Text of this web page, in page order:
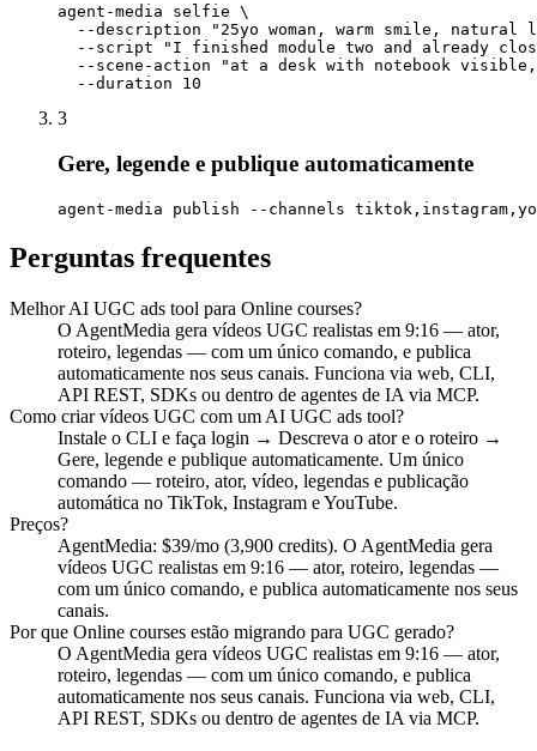
agent-media selfie \
--description "25yo woman, warm smile, natural
--script "I finished module two and already
--scene-action "at a desk with notebook
  --duration 10
3
Gere, legende e publique automaticamente
agent-media publish --channels
Perguntas frequentes
Melhor AI UGC ads tool para Online courses?
O AgentMedia gera vídeos UGC realistas em 9:16 — ator,
roteiro, legendas — com um único comando, e publica
automaticamente nos seus canais. Funciona via web, CLI,
API REST, SDKs ou dentro de agentes de IA via MCP.
Como criar vídeos UGC com um AI UGC ads tool?
Instale o CLI e faça login → Descreva o ator e o roteiro →
Gere, legende e publique automaticamente. Um único
comando — roteiro, ator, vídeo, legendas e publicação
automática no TikTok, Instagram e YouTube.
Preços?
AgentMedia: $39/mo (3,900 credits). O AgentMedia gera
vídeos UGC realistas em 9:16 — ator, roteiro, legendas —
com um único comando, e publica automaticamente nos seus
canais.
Por que Online courses estão migrando para UGC gerado?
O AgentMedia gera vídeos UGC realistas em 9:16 — ator,
roteiro, legendas — com um único comando, e publica
automaticamente nos seus canais. Funciona via web, CLI,
API REST, SDKs ou dentro de agentes de IA via MCP.